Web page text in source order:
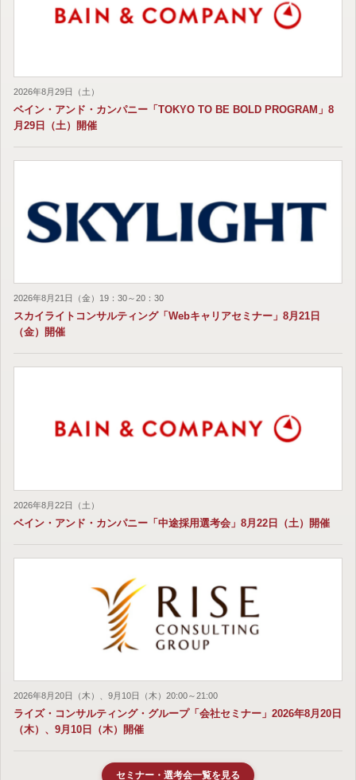
2026年8月29日（土）
ベイン・アンド・カンパニー「TOKYO TO BE BOLD PROGRAM」8
月29日（土）開催
2026年8月21日（金）19：30～20：30
スカイライトコンサルティング「Webキャリアセミナー」8月21日
（金）開催
2026年8月22日（土）
ベイン・アンド・カンパニー「中途採用選考会」8月22日（土）開催
2026年8月20日（木）、9月10日（木）20:00～21:00
ライズ・コンサルティング・グループ「会社セミナー」2026年8月20日
（木）、9月10日（木）開催
セミナー・選考会一覧を見る